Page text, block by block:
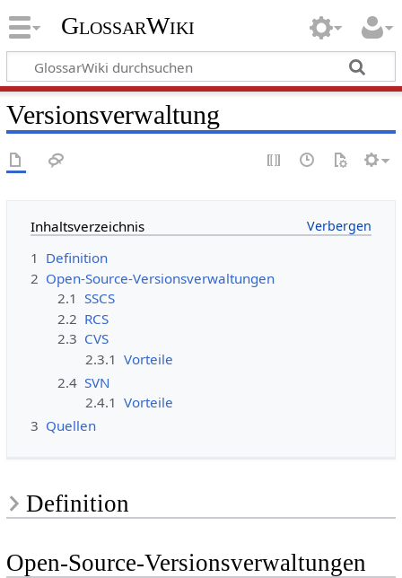
GlossarWiki
Versionsverwaltung
Inhaltsverzeichnis
1 Definition
2 Open-Source-Versionsverwaltungen
2.1 SSCS
2.2 RCS
2.3 CVS
2.3.1 Vorteile
2.4 SVN
2.4.1 Vorteile
3 Quellen
Definition
Open-Source-Versionsverwaltungen